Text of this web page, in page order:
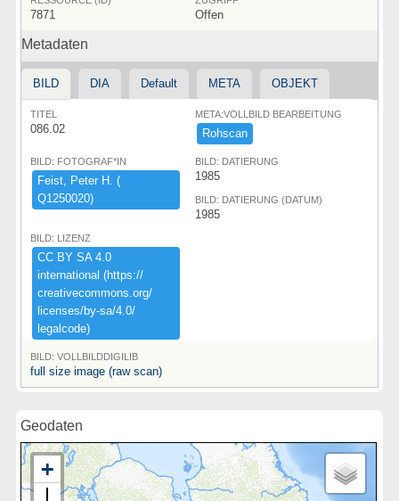
7871 Offen
Metadaten
BILD DIA Default META OBJEKT
TITEL
086.02
META:VOLLBILD BEARBEITUNG
Rohscan
BILD: FOTOGRAF*IN
Feist,​ ​Peter ​H.​ ​(​
Q1250020)​
BILD: DATIERUNG
1985
BILD: DATIERUNG (DATUM)
1985
BILD: LIZENZ
CC ​BY ​SA ​4.​0 ​
international ​(​https:​/​/​
creativecommons.​org/​
licenses/​by-​sa/​4.​0/​
legalcode)​
BILD: VOLLBILDDIGILIB
full size image (raw scan)
Geodaten